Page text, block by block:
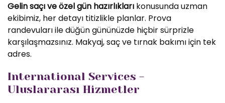
Gelin saçı ve özel gün hazırlıkları konusunda uzman
ekibimiz, her detayı titizlikle planlar. Prova
randevuları ile düğün gününüzde hiçbir sürprizle
karşılaşmazsınız. Makyaj, saç ve tırnak bakımı için tek
adres.
International Services -
Uluslararası Hizmetler